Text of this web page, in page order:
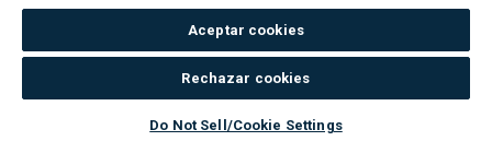
Sobre The Marriott Vacation Clubs| Política de privacidad y cookies
Configuración de cookies
Aceptar cookies
Rechazar cookies
Do Not Sell/Cookie Settings